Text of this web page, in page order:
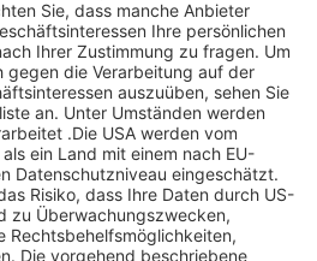
der
Höchstbietende,
werden Sie per E-
Mail informiert
und erhalten nach
Zahlungseingang
ein Zertifikat zum
Einlösen des
Angebots.